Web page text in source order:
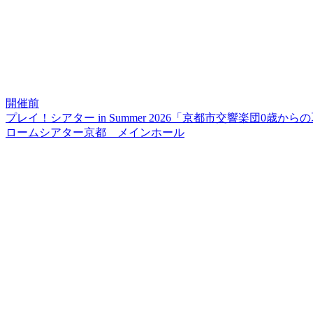
開催前
プレイ！シアター in Summer 2026「京都市交響楽団0歳からの
ロームシアター京都 メインホール